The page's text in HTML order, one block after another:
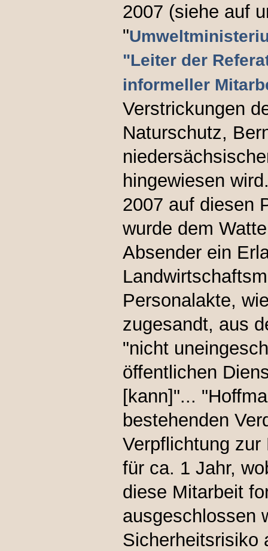
2007 (siehe auf
"
"Leiter der
informeller
Verstrickungen
Naturschutz,
hingewiesen
2007 auf diesen
wurde dem
Absender ein
Personalakte,
zugesandt, aus
"nicht
öffentlichen
[kann]"...
bestehenden
Verpflichtung
für ca. 1 Jahr,
diese Mitarbeit
ausgeschlossen
Sicherheitsrisiko